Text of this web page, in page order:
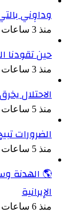
وداوِني
منذ 3 ساعات
حين تقودنا
منذ 3 ساعات
الاحتلال
منذ 5 ساعات
الضرورات
منذ 5 ساعات
الإيرانية
منذ 6 ساعات